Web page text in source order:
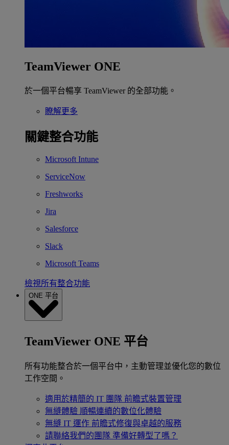
TeamViewer ONE
於一個平台暢享 TeamViewer 的全部功能。
瞭解更多
關鍵整合功能
Microsoft Intune
ServiceNow
Freshworks
Jira
Salesforce
Slack
Microsoft Teams
檢視所有整合功能
ONE 平台
TeamViewer ONE 平台
所有功能整合於一個平台中，主動管理並優化您的數位
工作空間。
適用於精簡的 IT 團隊 前瞻式裝置管理
無縫體驗 順暢連續的數位化體驗
無縫 IT 運作 前瞻式修復與卓越的服務
請聯絡我們的團隊 準備好轉型了嗎？